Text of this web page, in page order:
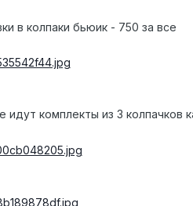
в колпаки бьюик - 750 за все
идут комплекты из 3